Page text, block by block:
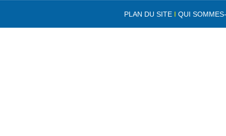
PLAN DU SITE IQUI